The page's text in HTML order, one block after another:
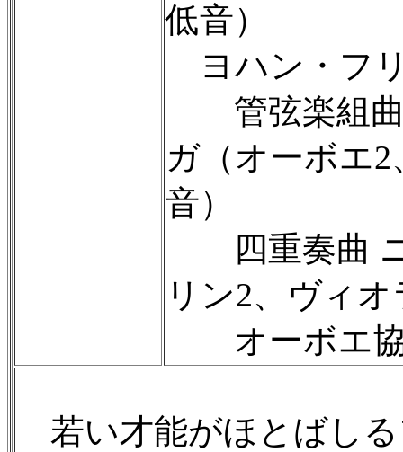
低音）
ヨハン・フ
管弦楽組曲
ガ（オーボエ
音）
四重奏曲 ニ
リン2、ヴィ
オーボエ協
若い才能がほとばし